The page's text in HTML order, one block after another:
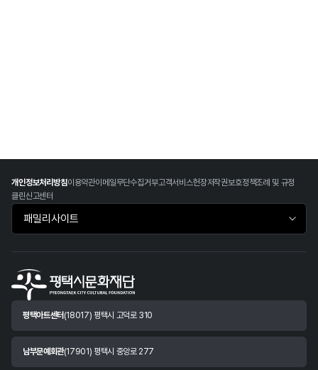
개인정보처리방침이용약관이메일무단수집거부고객서비스헌장저작권보호정책조례 및 규정
클린신고센터
패밀리사이트 바로가기
평택아트센터 (18017) 평택시 고덕로 310
남부문예회관(17901) 평택시 중앙로 277